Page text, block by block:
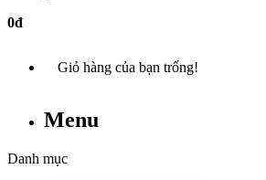
0đ
Giỏ hàng của bạn trống!
Menu
Danh mục